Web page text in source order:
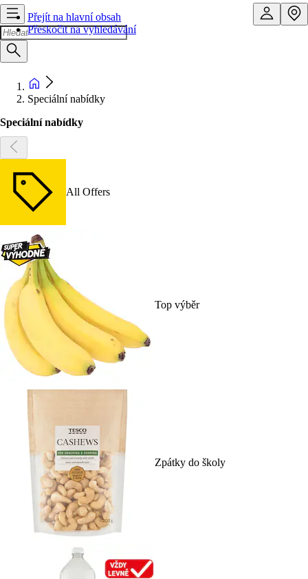
Přejít na hlavní obsah
Přeskočit na vyhledávání
Speciální nabídky
Speciální nabídky
All Offers
Top výběr
Zpátky do školy